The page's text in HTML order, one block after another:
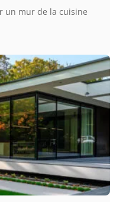
un mur de la cuisine